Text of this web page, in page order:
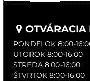
PONDELOK 8:00-
UTOROK 8:00-16:00
STREDA 8:00-16:00
ŠTVRTOK 8:00-16:00